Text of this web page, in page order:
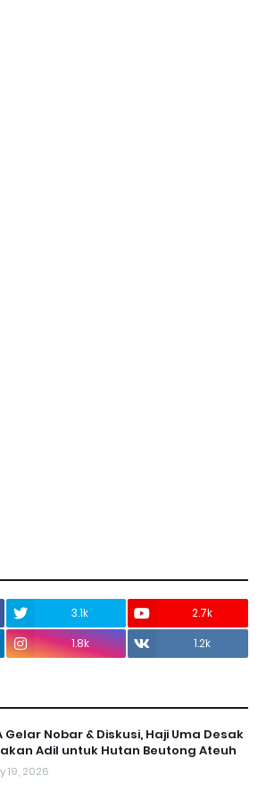
3.1k
2.7k
1.8k 1.2k
Gelar Nobar & Diskusi, Haji Uma Desak
Adil untuk Hutan Beutong Ateuh
19, 2026